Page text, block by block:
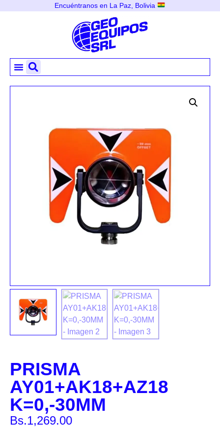
Encuéntranos en La Paz, Bolivia
PRISMA
AY01+AK18+AZ18
K=0,-30MM
Bs.1,269.00